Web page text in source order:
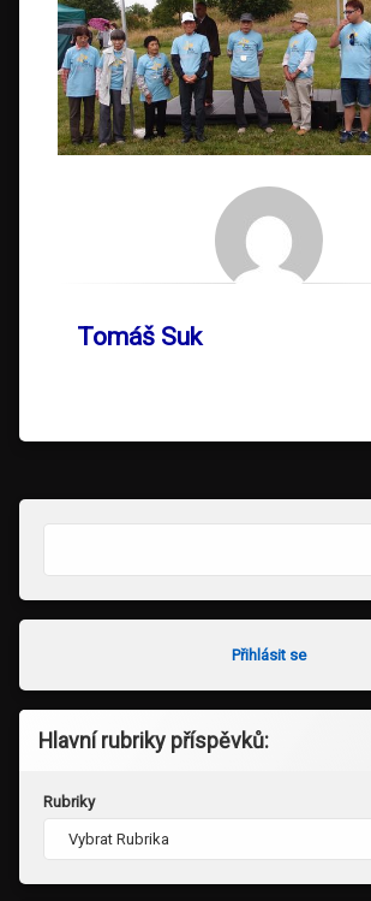
Tomáš Suk
Přihlásit se
Hlavní rubriky příspěvků:
Rubriky